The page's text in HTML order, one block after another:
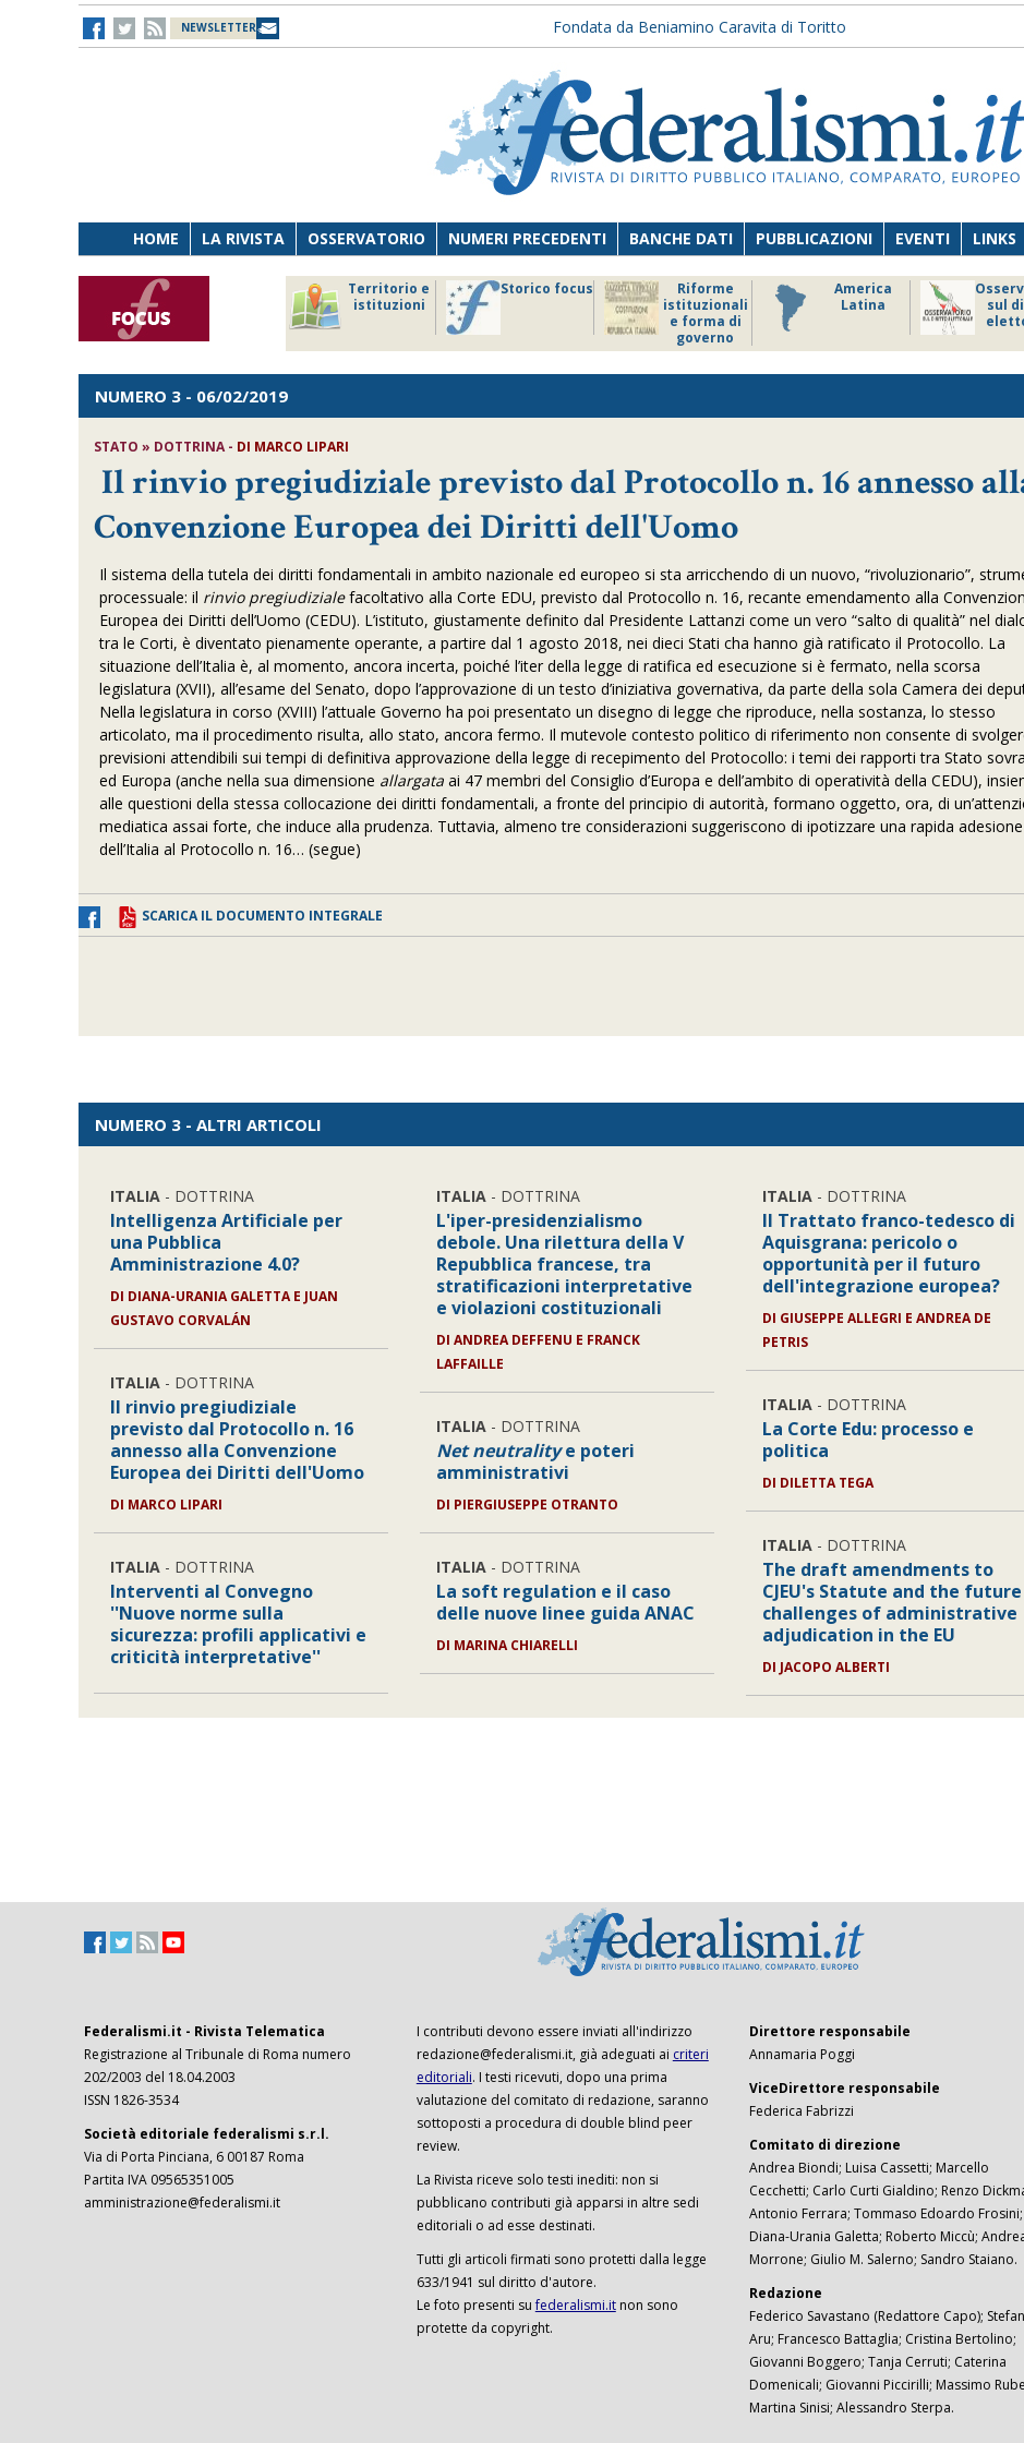
NEWSLETTER Fondata da Beniamino Caravita di Toritto
HOME LA RIVISTA OSSERVATORIO NUMERI PRECEDENTI BANCHE DATI PUBBLICAZIONI EVENTI LINKS
Territorio e
istituzioni
Storico focus
Riforme
istituzionali
e forma di
governo
America
Latina
sul
NUMERO 3 - 06/02/2019
STATO » DOTTRINA - DI MARCO LIPARI
Il rinvio pregiudiziale previsto dal Protocollo n. 16 annesso
Convenzione Europea dei Diritti dell'Uomo
Il sistema della tutela dei diritti fondamentali in ambito nazionale ed europeo si sta arricchendo di un nuovo, “rivoluzionario”,
processuale: il rinvio pregiudizialefacoltativo alla Corte EDU, previsto dal Protocollo n. 16, recante emendamento alla
Europea dei Diritti dell’Uomo (CEDU). L’istituto, giustamente definito dal Presidente Lattanzi come un vero “salto di qualità” nel
tra le Corti, è diventato pienamente operante, a partire dal 1 agosto 2018, nei dieci Stati cha hanno già ratificato il Protocollo. La
situazione dell’Italia è, al momento, ancora incerta, poiché l’iter della legge di ratifica ed esecuzione si è fermato, nella scorsa
legislatura (XVII), all’esame del Senato, dopo l’approvazione di un testo d’iniziativa governativa, da parte della sola Camera dei
Nella legislatura in corso (XVIII) l’attuale Governo ha poi presentato un disegno di legge che riproduce, nella sostanza, lo stesso
articolato, ma il procedimento risulta, allo stato, ancora fermo. Il mutevole contesto politico di riferimento non consente di
previsioni attendibili sui tempi di definitiva approvazione della legge di recepimento del Protocollo: i temi dei rapporti tra Stato
ed Europa (anche nella sua dimensione allargata ai 47 membri del Consiglio d’Europa e dell’ambito di operatività della CEDU),
alle questioni della stessa collocazione dei diritti fondamentali, a fronte del principio di autorità, formano oggetto, ora, di
mediatica assai forte, che induce alla prudenza. Tuttavia, almeno tre considerazioni suggeriscono di ipotizzare una rapida adesione
dell’Italia al Protocollo n. 16… (segue)
SCARICA IL DOCUMENTO INTEGRALE
NUMERO 3 - ALTRI ARTICOLI
ITALIA - DOTTRINA
Intelligenza Artificiale per
una Pubblica
Amministrazione 4.0?
DI DIANA-URANIA GALETTA E JUAN
GUSTAVO CORVALÁN
ITALIA - DOTTRINA
Il rinvio pregiudiziale
previsto dal Protocollo n. 16
annesso alla Convenzione
Europea dei Diritti dell'Uomo
DI MARCO LIPARI
ITALIA - DOTTRINA
Interventi al Convegno
''Nuove norme sulla
sicurezza: profili applicativi e
criticità interpretative''
ITALIA - DOTTRINA
L'iper-presidenzialismo
debole. Una rilettura della V
Repubblica francese, tra
stratificazioni interpretative
e violazioni costituzionali
DIANDREA DEFFENU E FRANCK
LAFFAILLE
ITALIA - DOTTRINA
Net neutralitye poteri
amministrativi
DI PIERGIUSEPPE OTRANTO
ITALIA - DOTTRINA
La soft regulation e il caso
delle nuove linee guida ANAC
DI MARINA CHIARELLI
ITALIA- DOTTRINA
Il Trattato franco-tedesco di
Aquisgrana: pericolo o
opportunità per il futuro
dell'integrazione europea?
DI GIUSEPPE ALLEGRI E ANDREA DE
PETRIS
ITALIA- DOTTRINA
La Corte Edu: processo e
politica
DI DILETTA TEGA
ITALIA- DOTTRINA
The draft amendments to
CJEU's Statute and the future
challenges of administrative
adjudication in the EU
DI JACOPO ALBERTI
Federalismi.it - Rivista Telematica
Registrazione al Tribunale di Roma numero
202/2003 del 18.04.2003
ISSN 1826-3534
Società editoriale federalismi s.r.l.
Via di Porta Pinciana, 6 00187 Roma
Partita IVA 09565351005
amministrazione@federalismi.it
I contributi devono essere inviati all'indirizzo
redazione@federalismi.it, già adeguati ai criteri
editoriali. I testi ricevuti, dopo una prima
valutazione del comitato di redazione, saranno
sottoposti a procedura di double blind peer
review.
La Rivista riceve solo testi inediti: non si
pubblicano contributi già apparsi in altre sedi
editoriali o ad esse destinati.
Tutti gli articoli firmati sono protetti dalla legge
633/1941 sul diritto d'autore.
Le foto presenti sufederalismi.itnon sono
protette da copyright.
Direttore responsabile
Annamaria Poggi
ViceDirettore responsabile
Federica Fabrizzi
Comitato di direzione
Andrea Biondi; Luisa Cassetti; Marcello
Cecchetti; Carlo Curti Gialdino; Renzo
Antonio Ferrara; Tommaso Edoardo Frosini;
Diana-Urania Galetta; Roberto Miccù;
Morrone; Giulio M. Salerno; Sandro Staiano.
Redazione
Federico Savastano (Redattore Capo);
Aru; Francesco Battaglia; Cristina Bertolino;
Giovanni Boggero; Tanja Cerruti; Caterina
Domenicali; Giovanni Piccirilli; Massimo
Martina Sinisi; Alessandro Sterpa.